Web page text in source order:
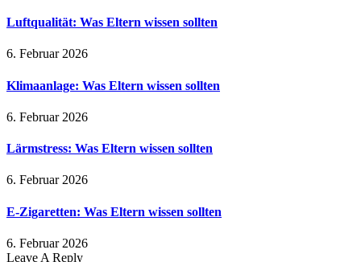
Luftqualität: Was Eltern wissen sollten
6. Februar 2026
Klimaanlage: Was Eltern wissen sollten
6. Februar 2026
Lärmstress: Was Eltern wissen sollten
6. Februar 2026
E-Zigaretten: Was Eltern wissen sollten
6. Februar 2026
Leave A Reply